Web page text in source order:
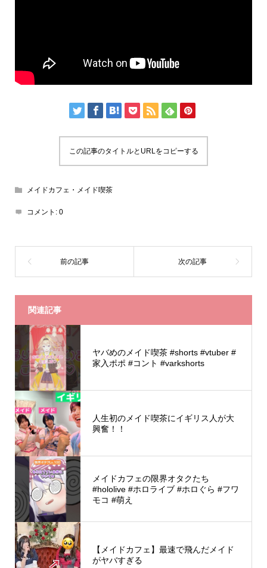
この記事のタイトルとURLをコピーする
メイドカフェ・メイド喫茶
コメント: 0
関連記事
ヤバめのメイド喫茶 #shorts #vtuber #
家入ポポ #コント #varkshorts
人生初のメイド喫茶にイギリス人が大
興奮！！
メイドカフェの限界オタクたち
#hololive #ホロライブ #ホロぐら #フワ
モコ #萌え
【メイドカフェ】最速で飛んだメイド
がヤバすぎる